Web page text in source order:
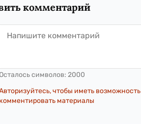
комментарий
Осталось символов: 2000
чтобы иметь возможность
комментировать материалы